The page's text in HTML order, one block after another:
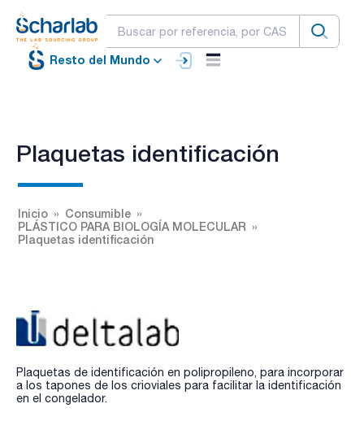
Resto del Mundo
Plaquetas identificación
Inicio
Consumible
PLÁSTICO PARA BIOLOGÍA MOLECULAR
Plaquetas identificación
Plaquetas de identificación en polipropileno, para incorporar
a los tapones de los crioviales para facilitar la identificación
en el congelador.